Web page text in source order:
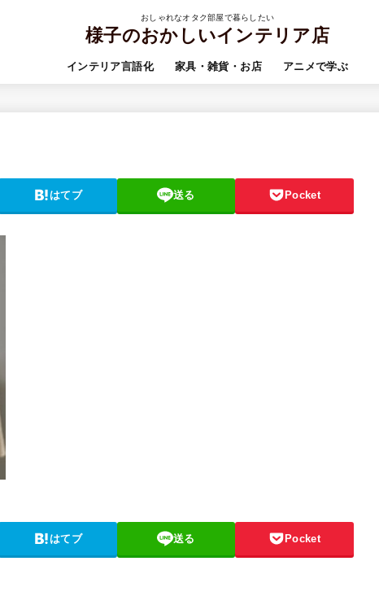
おしゃれなオタク部屋で暮らしたい
様子のおかしいインテリア店
インテリア言語化 家具・雑貨・お店 アニメで学ぶ
はてブ 送る Pocket
はてブ 送る Pocket